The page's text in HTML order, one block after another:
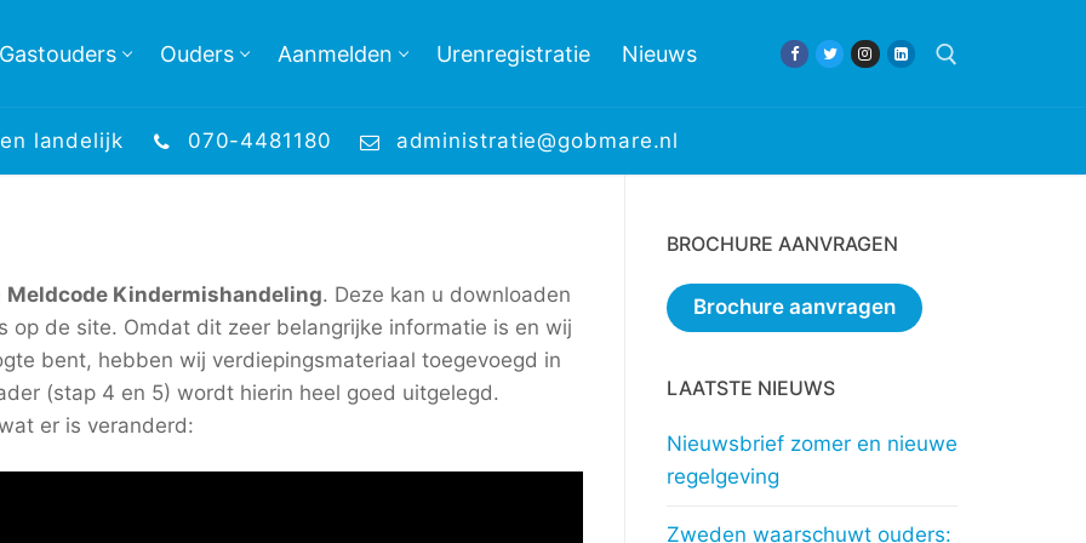
Gastouders Ouders Aanmelden Urenregistratie Nieuws
Zoeken naar:
landelijk 070-4481180 administratie@gobmare.nl
Meldcode Kindermishandeling. Deze kan u downloaden
op de site. Omdat dit zeer belangrijke informatie is en wij
bent, hebben wij verdiepingsmateriaal toegevoegd in
(stap 4 en 5) wordt hierin heel goed uitgelegd.
er is veranderd:
BROCHURE AANVRAGEN
Brochure aanvragen
LAATSTE NIEUWS
Nieuwsbrief zomer en nieuwe
regelgeving
Zweden waarschuwt ouders: